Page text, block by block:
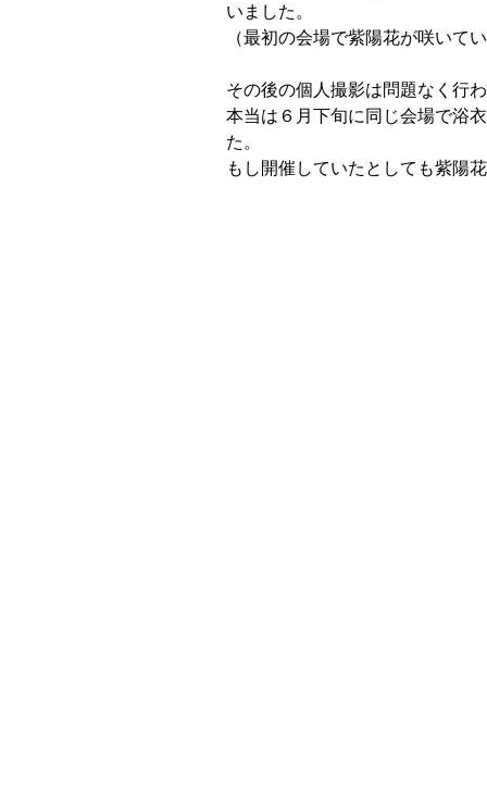
いました。
（最初の会場で紫陽花が咲いて
その後の個人撮影は問題なく行
本当は６月下旬に同じ会場で浴
た。
もし開催していたとしても紫陽